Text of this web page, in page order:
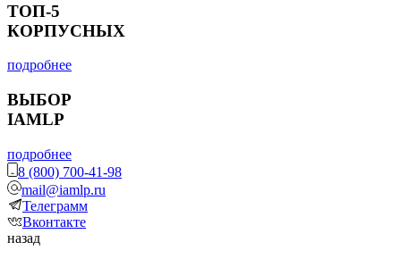
ТОП-5
КОРПУСНЫХ
подробнее
ВЫБОР
IAMLP
подробнее
8 (800) 700-41-98
mail@iamlp.ru
Телеграмм
Вконтакте
назад